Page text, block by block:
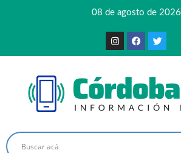
08 de agosto de 2026